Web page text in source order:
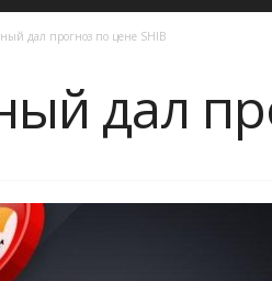
дал прогноз по цене SHIB
дал